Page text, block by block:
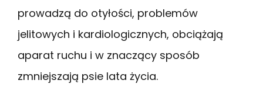
prowadzą do otyłości, problemów
jelitowych i kardiologicznych, obciążają
aparat ruchu i w znaczący sposób
zmniejszają psie lata życia.